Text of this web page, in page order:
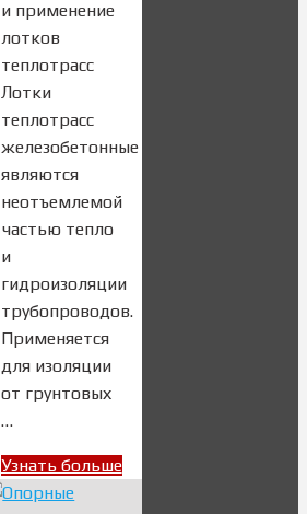
и применение
лотков
теплотрасс
Лотки
теплотрасс
железобетонные
являются
неотъемлемой
частью тепло
и
гидроизоляции
трубопроводов.
Применяется
для изоляции
от грунтовых
…
Узнать больше